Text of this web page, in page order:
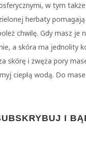
w tym
herbaty
chwilę. Gdy masz
a skóra ma jednolity
skórę i zwęża pory
ciepłą wodą. Do
I